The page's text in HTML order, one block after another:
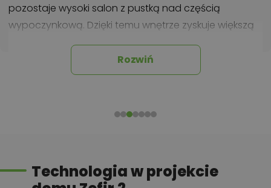
pozostaje wysoki salon z pustką nad częścią
wypoczynkową. Dzięki temu wnętrze zyskuje większą
przestronność i światło, a dom sprawia wrażenie
większego niż wskazywałby jego metraż. Projekt łączy
kompaktowe wymiary z rozwiązaniami spotykanymi
garderoba czy dodatkowy pokój na parterze.
Wysoki salon z pustką nad częścią dzienną
Rozwiń
Technologia w projekcie